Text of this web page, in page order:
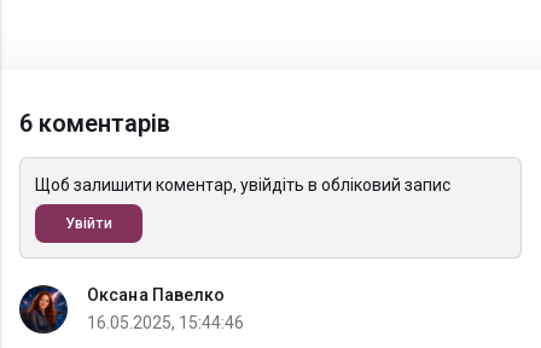
6 коментарів
Щоб залишити коментар, увійдіть в обліковий запис
Увійти
Оксана Павелко
16.05.2025, 15:44:46